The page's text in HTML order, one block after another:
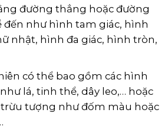
đường thẳng hoặc đường
đến như hình tam giác, hình
nhật, hình đa giác, hình tròn,
có thể bao gồm các hình
lá, tinh thể, dây leo,… hoặc
tượng như đốm màu hoặc